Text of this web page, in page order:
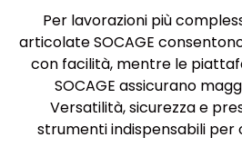
Per lavorazioni più
articolate SOCAGE
con facilità, mentre le
SOCAGE assicurano
Versatilità, sicurezza e
strumenti indispensabili per